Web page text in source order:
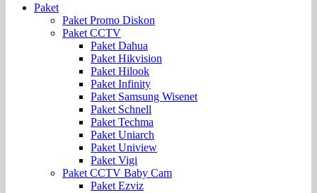
Paket
Paket Promo Diskon
Paket CCTV
Paket Dahua
Paket Hikvision
Paket Hilook
Paket Infinity
Paket Samsung Wisenet
Paket Schnell
Paket Techma
Paket Uniarch
Paket Uniview
Paket Vigi
Paket CCTV Baby Cam
Paket Ezviz